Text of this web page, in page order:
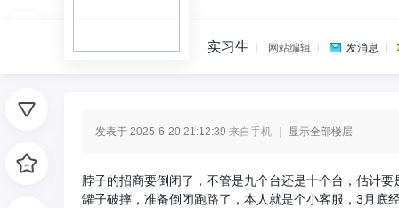
实习生 网站编辑 发消息
发表于 2025-6-20 21:12:39 来自手机 显示全部楼层
脖子的招商要倒闭了，不管是九个台还是十个台，估计
罐子破摔，准备倒闭跑路了，本人就是个小客服，3月底